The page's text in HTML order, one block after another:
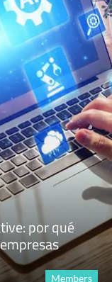
por qué
Members